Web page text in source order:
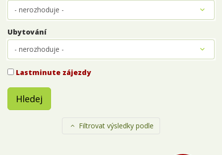
Ubytování
Lastminute zájezdy
Hledej
Filtrovat výsledky podle